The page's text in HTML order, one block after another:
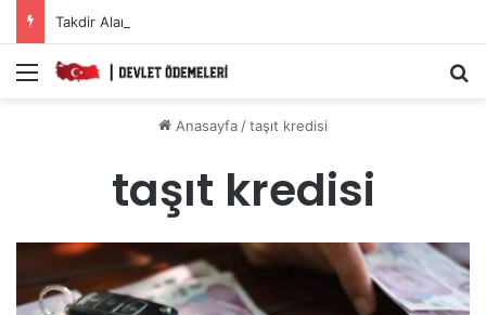
Menü
Anasayfa/taşıt kredisi
taşıt kredisi